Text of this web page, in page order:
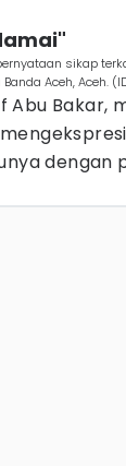
sikap
Aceh, Aceh.
Abu Bakar,
dengan